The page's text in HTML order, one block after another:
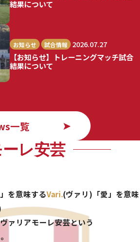
結果について
お知らせ 試合情報 2026.07.27
【お知らせ】トレーニングマッチ試合
結果について
一覧
レ安芸
を意味するVari.(ヴァリ)「愛」を意味
ァリアモーレ安芸という